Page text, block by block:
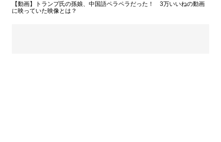
【動画】トランプ氏の孫娘、中国語ペラペラだった！ 3万いいねの動画
に映っていた映像とは？